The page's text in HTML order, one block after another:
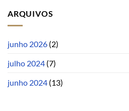
ARQUIVOS
junho 2026 (2)
julho 2024 (7)
junho 2024 (13)